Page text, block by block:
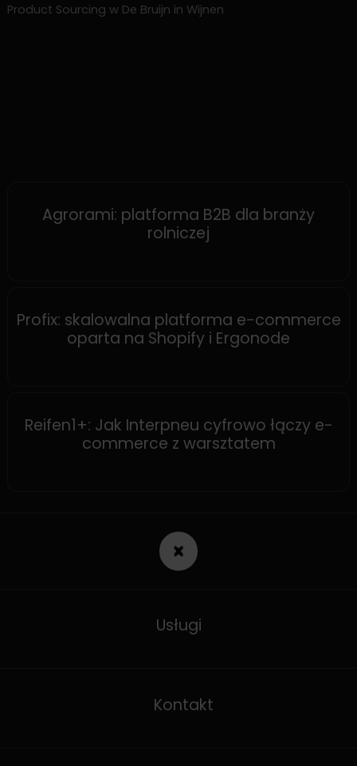
Product Sourcing w De Bruijn in Wijnen
Agrorami: platforma B2B dla branży
rolniczej
Profix: skalowalna platforma e-commerce
oparta na Shopify i Ergonode
Reifen1+: Jak Interpneu cyfrowo łączy e-
commerce z warsztatem
Usługi
Kontakt